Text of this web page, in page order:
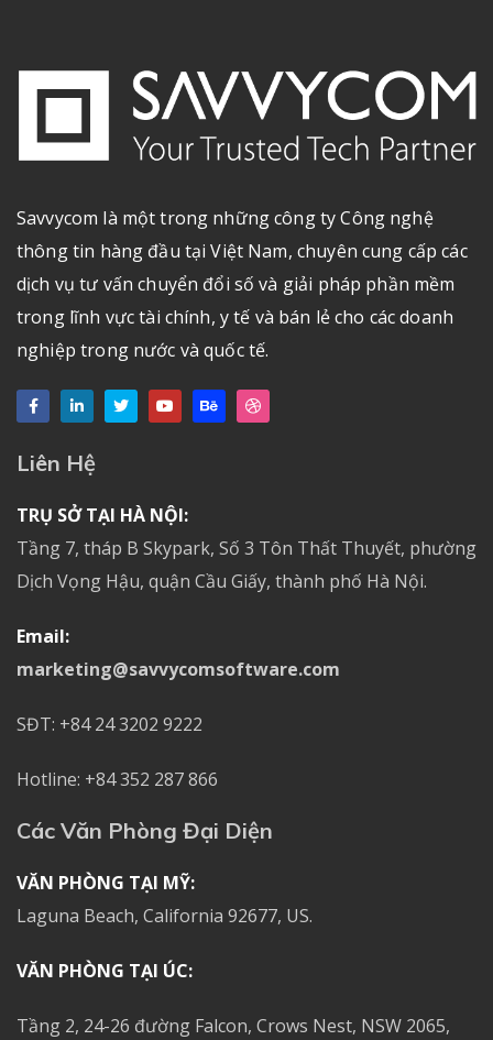
Savvycom là một trong những công ty Công nghệ
thông tin hàng đầu tại Việt Nam, chuyên cung cấp các
dịch vụ tư vấn chuyển đổi số và giải pháp phần mềm
trong lĩnh vực tài chính, y tế và bán lẻ cho các doanh
nghiệp trong nước và quốc tế.
Liên Hệ
TRỤ SỞ TẠI HÀ NỘI:
Tầng 7, tháp B Skypark, Số 3 Tôn Thất Thuyết, phường
Dịch Vọng Hậu, quận Cầu Giấy, thành phố Hà Nội.
Email:
marketing@savvycomsoftware.com
SĐT: +84 24 3202 9222
Hotline: +84 352 287 866
Các Văn Phòng Đại Diện
VĂN PHÒNG TẠI MỸ:
Laguna Beach, California 92677, US.
VĂN PHÒNG TẠI ÚC:
Tầng 2, 24-26 đường Falcon, Crows Nest, NSW 2065,